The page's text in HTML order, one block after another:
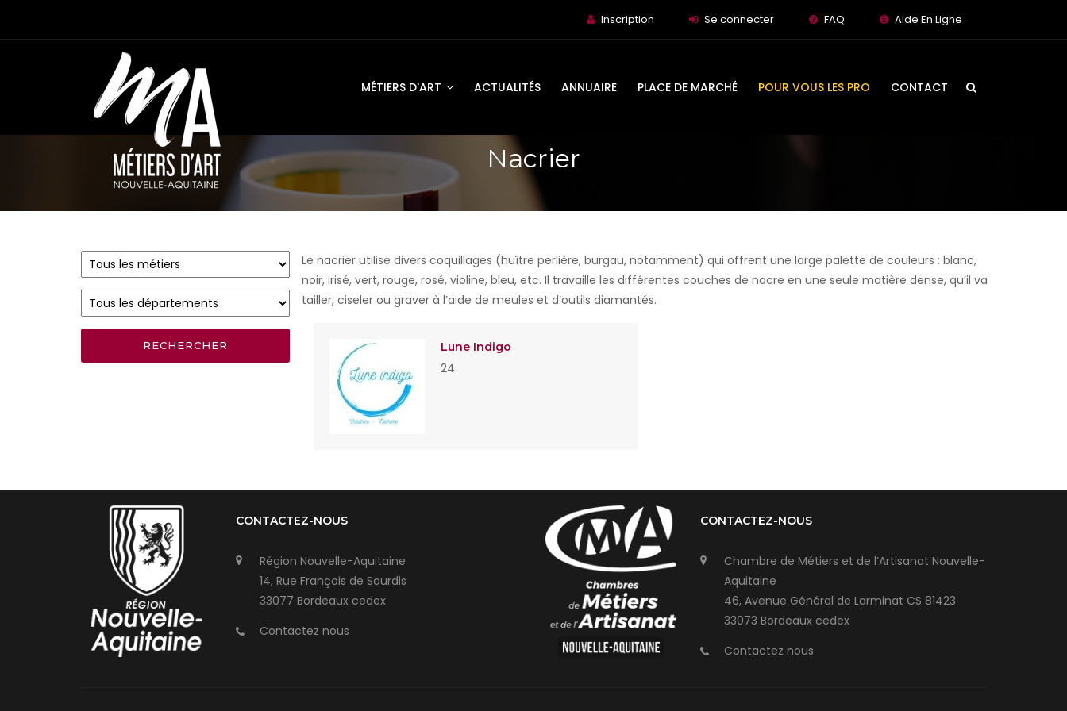
Inscription Se connecter FAQ Aide En Ligne
MÉTIERS D'ART ACTUALITÉS ANNUAIRE PLACE DE MARCHÉ POUR VOUS LES PRO CONTACT
Nacrier
Le nacrier utilise divers coquillages (huître perlière, burgau, notamment) qui offrent une large palette de couleurs : blanc,
noir, irisé, vert, rouge, rosé, violine, bleu, etc. Il travaille les différentes couches de nacre en une seule matière dense, qu’il va
tailler, ciseler ou graver à l’aide de meules et d’outils diamantés.
Lune Indigo
24
CONTACTEZ-NOUS
Région Nouvelle-Aquitaine
14, Rue François de Sourdis
33077 Bordeaux cedex
Contactez nous
CONTACTEZ-NOUS
Chambre de Métiers et de l’Artisanat Nouvelle-
Aquitaine
46, Avenue Général de Larminat CS 81423
33073 Bordeaux cedex
Contactez nous